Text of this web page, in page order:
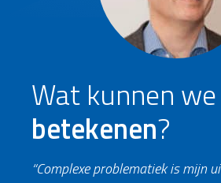
Wat kunnen we
betekenen?
“Complexe problematiek is mijn